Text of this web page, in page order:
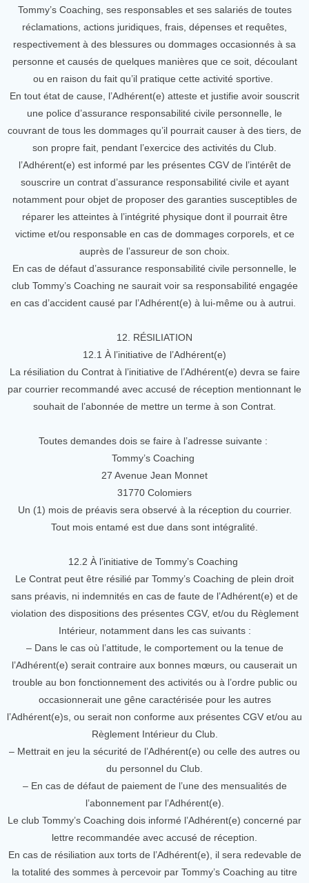
Tommy’s Coaching, ses responsables et ses salariés de toutes
réclamations, actions juridiques, frais, dépenses et requêtes,
respectivement à des blessures ou dommages occasionnés à sa
personne et causés de quelques manières que ce soit, découlant
ou en raison du fait qu’il pratique cette activité sportive.
En tout état de cause, l’Adhérent(e) atteste et justifie avoir souscrit
une police d’assurance responsabilité civile personnelle, le
couvrant de tous les dommages qu’il pourrait causer à des tiers, de
son propre fait, pendant l’exercice des activités du Club.
l’Adhérent(e) est informé par les présentes CGV de l’intérêt de
souscrire un contrat d’assurance responsabilité civile et ayant
notamment pour objet de proposer des garanties susceptibles de
réparer les atteintes à l’intégrité physique dont il pourrait être
victime et/ou responsable en cas de dommages corporels, et ce
auprès de l’assureur de son choix.
En cas de défaut d’assurance responsabilité civile personnelle, le
club Tommy’s Coaching ne saurait voir sa responsabilité engagée
en cas d’accident causé par l’Adhérent(e) à lui-même ou à autrui.
12. RÉSILIATION
12.1 À l’initiative de l’Adhérent(e)
La résiliation du Contrat à l’initiative de l’Adhérent(e) devra se faire
par courrier recommandé avec accusé de réception mentionnant le
souhait de l’abonnée de mettre un terme à son Contrat.
Toutes demandes dois se faire à l’adresse suivante :
Tommy’s Coaching
27 Avenue Jean Monnet
31770 Colomiers
Un (1) mois de préavis sera observé à la réception du courrier.
Tout mois entamé est due dans sont intégralité.
12.2 À l’initiative de Tommy’s Coaching
Le Contrat peut être résilié par Tommy’s Coaching de plein droit
sans préavis, ni indemnités en cas de faute de l’Adhérent(e) et de
violation des dispositions des présentes CGV, et/ou du Règlement
Intérieur, notamment dans les cas suivants :
– Dans le cas où l’attitude, le comportement ou la tenue de
l’Adhérent(e) serait contraire aux bonnes mœurs, ou causerait un
trouble au bon fonctionnement des activités ou à l’ordre public ou
occasionnerait une gêne caractérisée pour les autres
l’Adhérent(e)s, ou serait non conforme aux présentes CGV et/ou au
Règlement Intérieur du Club.
– Mettrait en jeu la sécurité de l’Adhérent(e) ou celle des autres ou
du personnel du Club.
– En cas de défaut de paiement de l’une des mensualités de
l’abonnement par l’Adhérent(e).
Le club Tommy’s Coaching dois informé l’Adhérent(e) concerné par
lettre recommandée avec accusé de réception.
En cas de résiliation aux torts de l’Adhérent(e), il sera redevable de
la totalité des sommes à percevoir par Tommy’s Coaching au titre